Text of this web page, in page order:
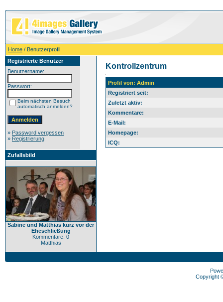
Home / Benutzerprofil
Registrierte Benutzer
Benutzername:
Passwort:
Beim nächsten Besuch
automatisch anmelden?
» Password vergessen
» Registrierung
Zufallsbild
Sabine und Matthias kurz vor der
Eheschließung
Kommentare: 0
Matthias
Kontrollzentrum
Profil von: Admin
Registriert seit:
Zuletzt aktiv:
Kommentare:
E-Mail:
Homepage:
ICQ:
Copyright